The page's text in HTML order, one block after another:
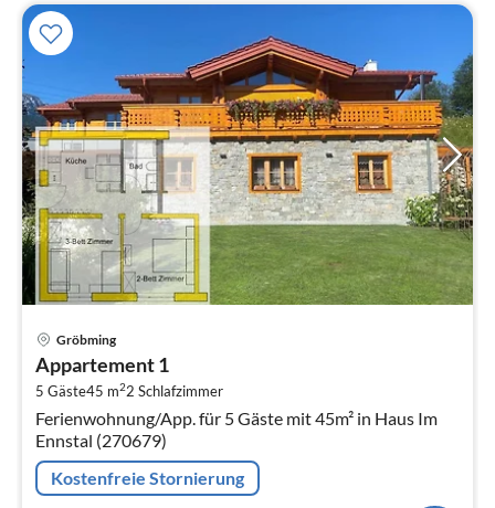
Gröbming
Appartement 1
5 Gäste45 m22 Schlafzimmer
Ferienwohnung/App. für 5 Gäste mit 45m² in Haus Im
Ennstal (270679)
Kostenfreie Stornierung